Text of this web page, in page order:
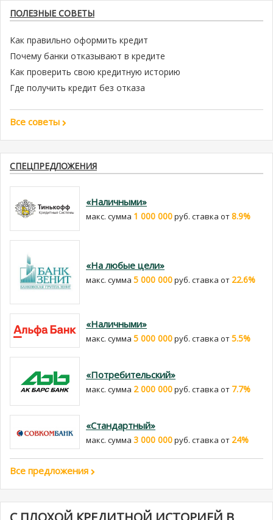
ПОЛЕЗНЫЕ СОВЕТЫ
Как правильно оформить кредит
Почему банки отказывают в кредите
Как проверить свою кредитную историю
Где получить кредит без отказа
Все советы
СПЕЦПРЕДЛОЖЕНИЯ
«Наличными»
макс. сумма 1 000 000руб. cтавка от8.9%
«На любые цели»
макс. сумма 5 000 000руб. cтавка от 22.6%
«Наличными»
макс. сумма 5 000 000руб. cтавка от5.5%
«Потребительский»
макс. сумма 2 000 000руб. cтавка от 7.7%
«Стандартный»
макс. сумма 3 000 000руб. cтавка от 24%
Все предложения